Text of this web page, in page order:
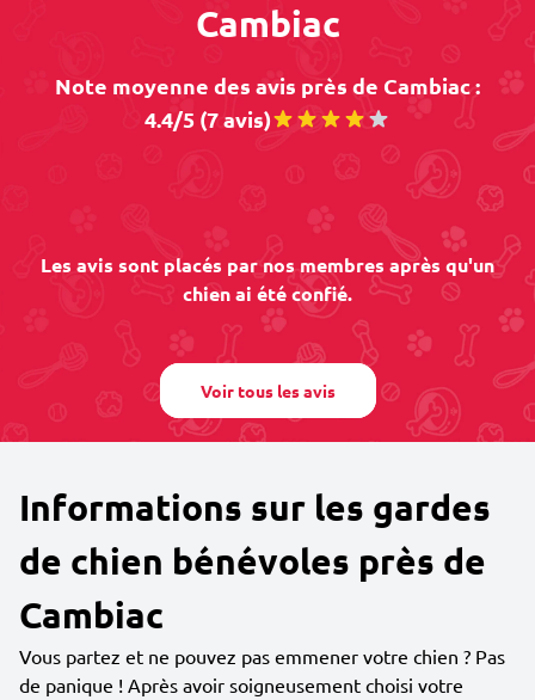
Cambiac
Note moyenne des avis près de Cambiac :
4.4/5 (7 avis)
Les avis sont placés par nos membres après qu'un
chien ai été confié.
Voir tous les avis
Informations sur les gardes
de chien bénévoles près de
Cambiac
Vous partez et ne pouvez pas emmener votre chien ? Pas
de panique ! Après avoir soigneusement choisi votre